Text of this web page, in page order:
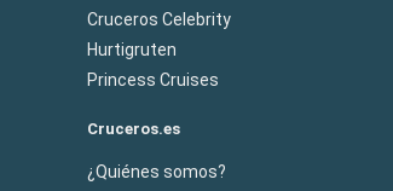
Cruceros Celebrity
Hurtigruten
Princess Cruises
Cruceros.es
¿Quiénes somos?